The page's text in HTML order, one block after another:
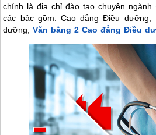
chính là địa chỉ đào tạo chuyên
các bậc gồm: Cao đẳng Điều dưỡng,
dưỡng,Văn bằng 2 Cao đẳng Điều